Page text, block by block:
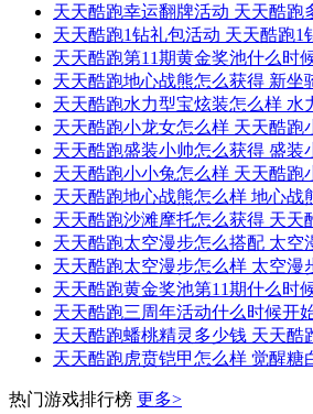
天天酷跑幸运翻牌活动 天天酷跑
天天酷跑1钻礼包活动 天天酷跑1
天天酷跑第11期黄金奖池什么时
天天酷跑地心战熊怎么获得 新坐
天天酷跑水力型宝炫装怎么样 水
天天酷跑小龙女怎么样 天天酷跑
天天酷跑盛装小帅怎么获得 盛装
天天酷跑小小兔怎么样 天天酷跑
天天酷跑地心战熊怎么样 地心战
天天酷跑沙滩摩托怎么获得 天天
天天酷跑太空漫步怎么搭配 太空
天天酷跑太空漫步怎么样 太空漫
天天酷跑黄金奖池第11期什么时
天天酷跑三周年活动什么时候开
天天酷跑蟠桃精灵多少钱 天天酷
天天酷跑虎贲铠甲怎么样 觉醒糖
热门游戏排行榜 更多>